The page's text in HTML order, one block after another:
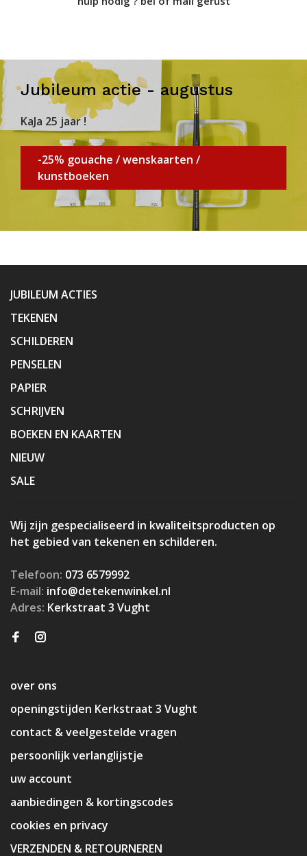
Jubileum actie - augustus
KaJa 25 jaar !
-25% gouache / wenskaarten /
kunstboeken
JUBILEUM ACTIES
TEKENEN
SCHILDEREN
PENSELEN
PAPIER
SCHRIJVEN
BOEKEN EN KAARTEN
NIEUW
SALE
Wij zijn gespecialiseerd in kwaliteitsproducten op
het gebied van tekenen en schilderen.
Telefoon: 073 6579992
E-mail: info@detekenwinkel.nl
Adres: Kerkstraat 3 Vught
over ons
openingstijden Kerkstraat 3 Vught
contact & veelgestelde vragen
persoonlijk verlanglijstje
uw account
aanbiedingen & kortingscodes
cookies en privacy
VERZENDEN & RETOURNEREN